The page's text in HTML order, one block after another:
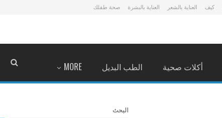
كيف العناية بالشعر العناية بالبشرة صحة طفلك
أكلات صحية الطب البديل MORE
البحث